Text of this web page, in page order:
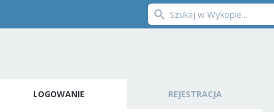
LOGOWANIE REJESTRACJA